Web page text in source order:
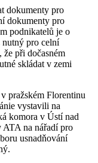
dokumenty pro
dokumenty pro
podnikatelů je o
nutný pro celní
při dočasném
skládat v zemi
pražském Florentinu
vystavili na
komora v Ústí nad
ATA na nářadí pro
usnadňování